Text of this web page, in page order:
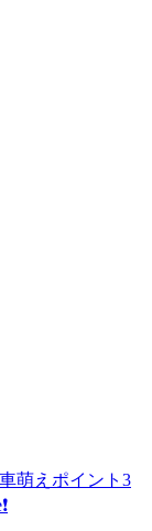
萌えポイント3